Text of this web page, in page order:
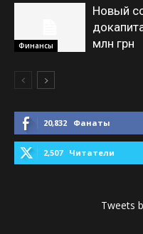
Финансы
Новый
млн грн
20,832 Фанаты
2,507 Читатели
Tweets